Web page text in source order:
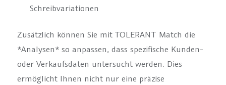
Schreibvariationen
Zusätzlich können Sie mit TOLERANT Match die
*Analysen* so anpassen, dass spezifische Kunden-
oder Verkaufsdaten untersucht werden. Dies
ermöglicht Ihnen nicht nur eine präzise